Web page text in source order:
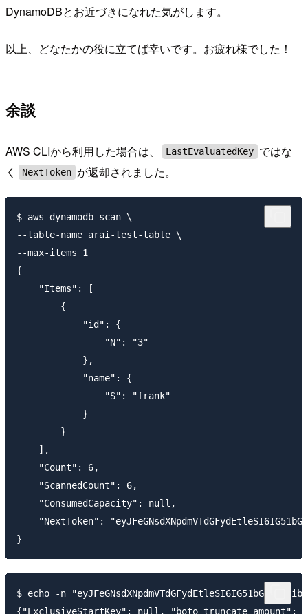
DynamoDBとお近づきになれた気がします。
以上、どなたかの役に立てば幸いです。お疲れ様でした！
余談
AWS CLIから利用した場合は、 LastEvaluatedKey ではな
く
NextToken が返却されました。
$ aws dynamodb scan \
--table-name arai-test-table \
--max-items 1
{
    "Items": [
        {
            "id": {
                "N": "3"
            },
            "name": {
                "S": "frank"
            }
        }
    ],
    "Count": 6,
    "ScannedCount": 6,
    "ConsumedCapacity": null,
"NextToken":
$ echo -n